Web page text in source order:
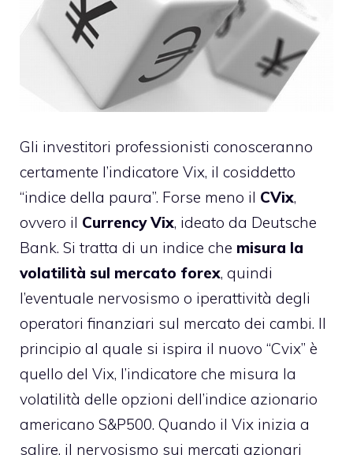
Gli investitori professionisti conosceranno
certamente l’indicatore Vix, il cosiddetto
“indice della paura”. Forse meno il CVix,
ovvero il Currency Vix, ideato da Deutsche
Bank. Si tratta di un indice che misura la
volatilità sul mercato forex, quindi
l’eventuale nervosismo o iperattività degli
operatori finanziari sul mercato dei cambi. Il
principio al quale si ispira il nuovo “Cvix” è
quello del Vix, l’indicatore che misura la
volatilità delle opzioni dell’indice azionario
americano S&P500. Quando il Vix inizia a
salire, il nervosismo sui mercati azionari